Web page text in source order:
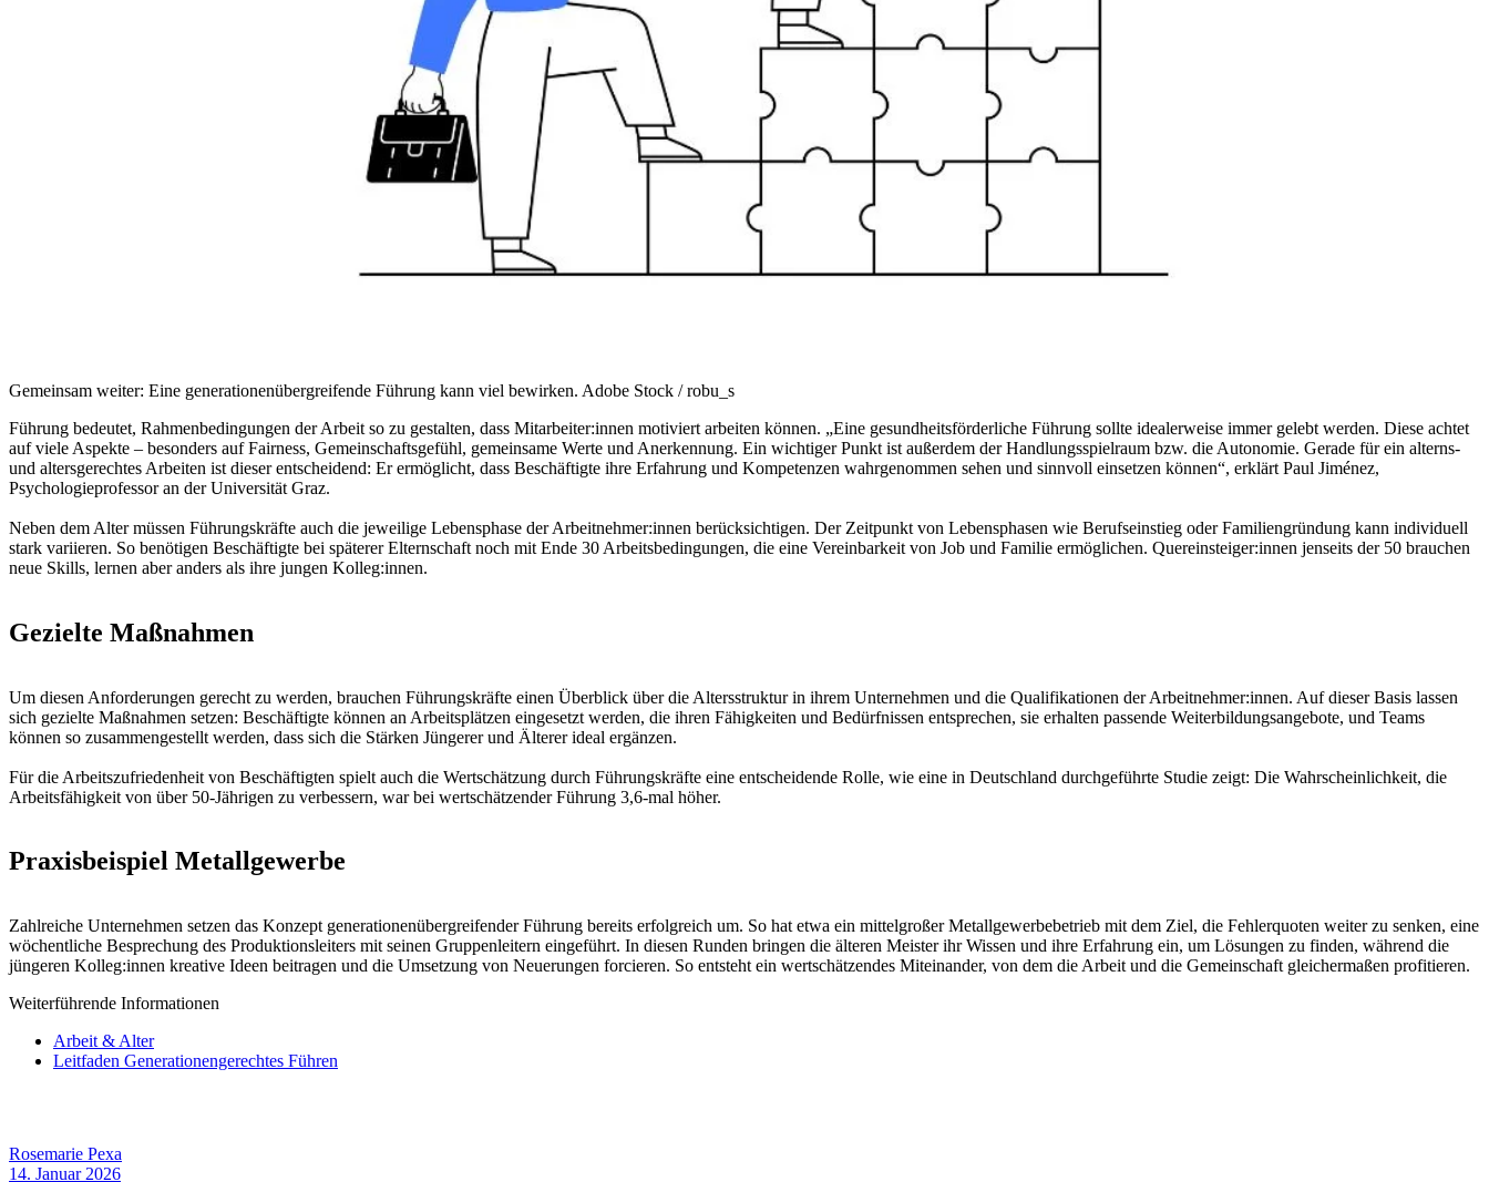
Gemeinsam weiter: Eine generationenübergreifende Führung kann viel bewirken. Adobe Stock / robu_s
Führung bedeutet, Rahmenbedingungen der Arbeit so zu gestalten, dass Mitarbeiter:innen motiviert arbeiten können. „Eine gesundheitsförderliche Führung sollte idealerweise immer gelebt werden. Diese achtet
auf viele Aspekte – besonders auf Fairness, Gemeinschaftsgefühl, gemeinsame Werte und Anerkennung. Ein wichtiger Punkt ist außerdem der Handlungsspielraum bzw. die Autonomie. Gerade für ein alterns-
und altersgerechtes Arbeiten ist dieser entscheidend: Er ermöglicht, dass Beschäftigte ihre Erfahrung und Kompetenzen wahrgenommen sehen und sinnvoll einsetzen können“, erklärt Paul Jiménez,
Psychologieprofessor an der Universität Graz.
Neben dem Alter müssen Führungskräfte auch die jeweilige Lebensphase der Arbeitnehmer:innen berücksichtigen. Der Zeitpunkt von Lebensphasen wie Berufseinstieg oder Familiengründung kann individuell
stark variieren. So benötigen Beschäftigte bei späterer Elternschaft noch mit Ende 30 Arbeitsbedingungen, die eine Vereinbarkeit von Job und Familie ermöglichen. Quereinsteiger:innen jenseits der 50 brauchen
neue Skills, lernen aber anders als ihre jungen Kolleg:innen.
Gezielte Maßnahmen
Um diesen Anforderungen gerecht zu werden, brauchen Führungskräfte einen Überblick über die Altersstruktur in ihrem Unternehmen und die Qualifikationen der Arbeitnehmer:innen. Auf dieser Basis lassen
sich gezielte Maßnahmen setzen: Beschäftigte können an Arbeitsplätzen eingesetzt werden, die ihren Fähigkeiten und Bedürfnissen entsprechen, sie erhalten passende Weiterbildungsangebote, und Teams
können so zusammengestellt werden, dass sich die Stärken Jüngerer und Älterer ideal ergänzen.
Für die Arbeitszufriedenheit von Beschäftigten spielt auch die Wertschätzung durch Führungskräfte eine entscheidende Rolle, wie eine in Deutschland durchgeführte Studie zeigt: Die Wahrscheinlichkeit, die
Arbeitsfähigkeit von über 50-Jährigen zu verbessern, war bei wertschätzender Führung 3,6-mal höher.
Praxisbeispiel Metallgewerbe
Zahlreiche Unternehmen setzen das Konzept generationenübergreifender Führung bereits erfolgreich um. So hat etwa ein mittelgroßer Metallgewerbebetrieb mit dem Ziel, die Fehlerquoten weiter zu senken, eine
wöchentliche Besprechung des Produktionsleiters mit seinen Gruppenleitern eingeführt. In diesen Runden bringen die älteren Meister ihr Wissen und ihre Erfahrung ein, um Lösungen zu finden, während die
jüngeren Kolleg:innen kreative Ideen beitragen und die Umsetzung von Neuerungen forcieren. So entsteht ein wertschätzendes Miteinander, von dem die Arbeit und die Gemeinschaft gleichermaßen profitieren.
Weiterführende Informationen
Arbeit & Alter
Leitfaden Generationengerechtes Führen
Rosemarie Pexa
14. Januar 2026